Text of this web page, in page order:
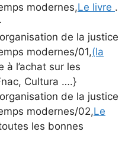
modernes,Le livre .
de la justice
modernes/01,(la
à l’achat sur les
Cultura ….}
de la justice
modernes/02,Le
les bonnes